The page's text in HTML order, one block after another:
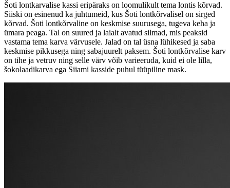
Šoti lontkarvalise kassi eripäraks on loomulikult tema lontis kõrvad.
Siiski on esinenud ka juhtumeid, kus Šoti lontkõrvalisel on sirged
kõrvad. Šoti lontkõrvaline on keskmise suurusega, tugeva keha ja
ümara peaga. Tal on suured ja laialt avatud silmad, mis peaksid
vastama tema karva värvusele. Jalad on tal üsna lühikesed ja saba
keskmise pikkusega ning sabajuurelt paksem. Šoti lontkõrvalise karv
on tihe ja vetruv ning selle värv võib varieeruda, kuid ei ole lilla,
šokolaadikarva ega Siiami kasside puhul tüüpiline mask.